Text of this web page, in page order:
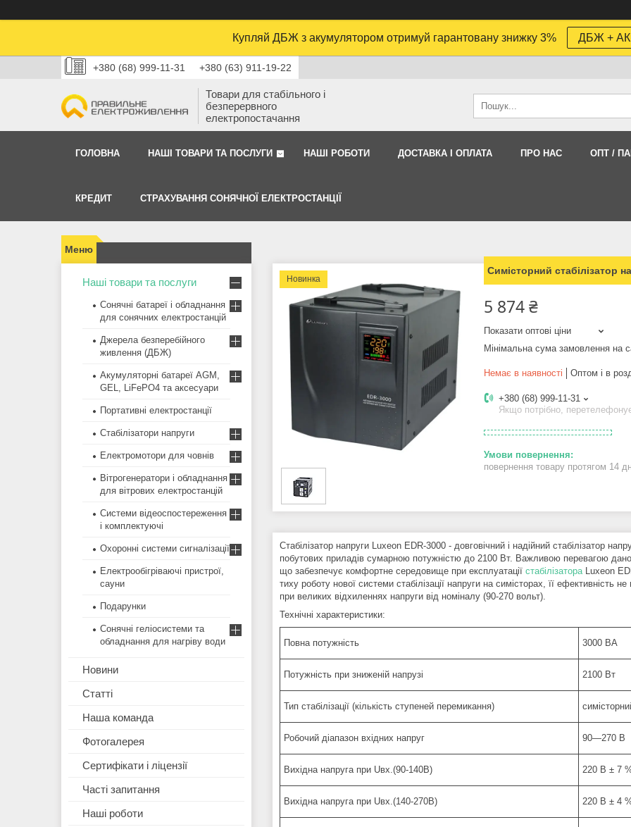
Купляй ДБЖ з акумулятором отримуй гарантовану знижку 3% ДБЖ +
+380 (68) 999-11-31 +380 (63) 911-19-22
Товари для стабільного і
безперервного
електропостачання
ГОЛОВНА НАШІ ТОВАРИ ТА ПОСЛУГИ НАШI РОБОТИ ДОСТАВКА І ОПЛАТА ПРО НАС ОПТ /
КРЕДИТ СТРАХУВАННЯ СОНЯЧНОЇ ЕЛЕКТРОСТАНЦІЇ
Новинка
Симісторний стабілізатор
5 874 ₴
Показати оптові ціни
Мінімальна сума замовлення на
Немає в наявності Оптом і в
+380 (68) 999-11-31
Якщо потрібно,
повернення товару протягом 14
Стабілізатор напруги Luxeon EDR-3000 - довговічний і надійний стабілізатор
побутових приладів сумарною потужністю до 2100 Вт. Важливою перевагою
що забезпечує комфортне середовище при експлуатації стабілізатораLuxeon
тиху роботу нової системи стабілізації напруги на симісторах, її ефективність
при великих відхиленнях напруги від номіналу (90-270 вольт).
Технічні характеристики:
Повна потужність 3000 ВА
Потужність при зниженій напрузі 2100 Вт
Тип стабілізації (кількість ступеней перемикання)
Робочий діапазон вхідних напруг 90—270 В
Вихідна напруга при Uвх.(90-140В) 220 В ± 7
Вихідна напруга при Uвх.(140-270В) 220 В ± 4
Наші товари та послуги
Сонячні батареї і обладнання
для сонячних електростанцій
Джерела безперебійного
живлення (ДБЖ)
Акумуляторні батареї AGM,
GEL, LiFePO4 та аксесуари
Портативні електростанції
Стабілізатори напруги
Електромотори для човнів
Вітрогенератори і обладнання
для вітрових електростанцій
Системи відеоспостереження
і комплектуючі
Охоронні системи сигналізації
Електрообігріваючі пристрої,
сауни
Подарунки
Сонячні геліосистеми та
обладнання для нагріву води
Новини
Статті
Наша команда
Фотогалерея
Сертифікати і ліцензії
Часті запитання
Наші роботи